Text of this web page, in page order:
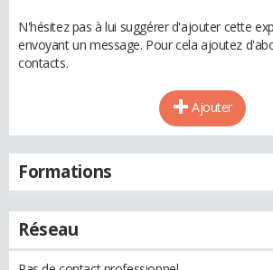
N'hésitez pas à lui suggérer d'ajouter cette
envoyant un message. Pour cela ajoutez
contacts.
Ajouter
Formations
Réseau